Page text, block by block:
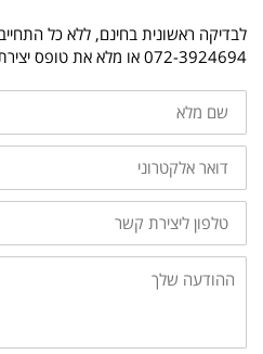
לבדיקה ראשונית בחינם, ללא כל
072-3924694 או מלא את טופס יצירת הקשר הבא ואנו נחזור אליך:
שם
מלא
דואר
אלקטרוני
טלפון
ליצירת
קשר
ההודעה
שלך: